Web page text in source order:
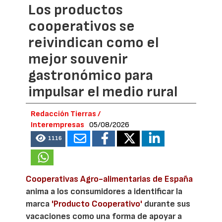
Los productos
cooperativos se
reivindican como el
mejor souvenir
gastronómico para
impulsar el medio rural
Redacción Tierras /
Interempresas
05/08/2026
1116
Cooperativas Agro-alimentarias de España
anima a los consumidores a identificar la
marca 'Producto Cooperativo' durante sus
vacaciones como una forma de apoyar a